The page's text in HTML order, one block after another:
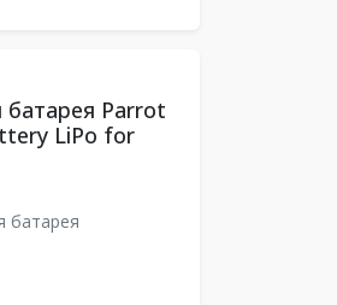
батарея Parrot
LiPo for
батарея